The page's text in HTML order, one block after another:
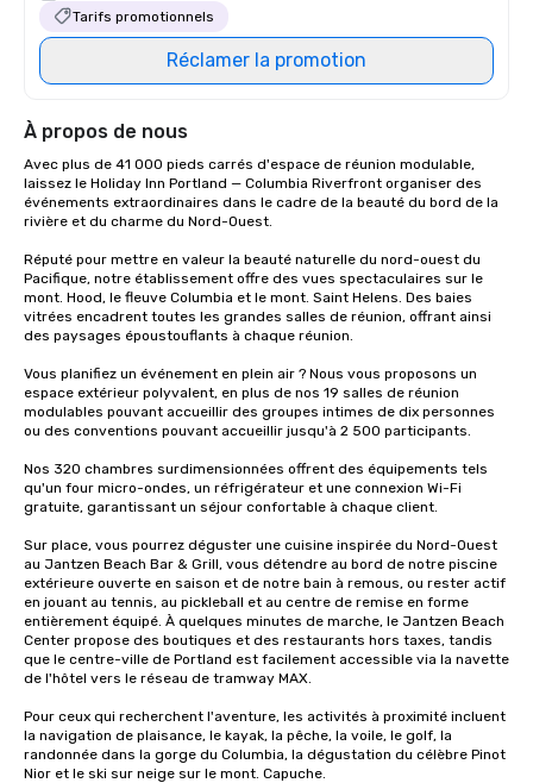
Tarifs promotionnels
Réclamer la promotion
À propos de nous
Avec plus de 41 000 pieds carrés d'espace de réunion modulable,
laissez le Holiday Inn Portland — Columbia Riverfront organiser des
événements extraordinaires dans le cadre de la beauté du bord de la
rivière et du charme du Nord-Ouest.
Réputé pour mettre en valeur la beauté naturelle du nord-ouest du
Pacifique, notre établissement offre des vues spectaculaires sur le
mont. Hood, le fleuve Columbia et le mont. Saint Helens. Des baies
vitrées encadrent toutes les grandes salles de réunion, offrant ainsi
des paysages époustouflants à chaque réunion.
Vous planifiez un événement en plein air ? Nous vous proposons un
espace extérieur polyvalent, en plus de nos 19 salles de réunion
modulables pouvant accueillir des groupes intimes de dix personnes
ou des conventions pouvant accueillir jusqu'à 2 500 participants.
Nos 320 chambres surdimensionnées offrent des équipements tels
qu'un four micro-ondes, un réfrigérateur et une connexion Wi-Fi
gratuite, garantissant un séjour confortable à chaque client.
Sur place, vous pourrez déguster une cuisine inspirée du Nord-Ouest
au Jantzen Beach Bar & Grill, vous détendre au bord de notre piscine
extérieure ouverte en saison et de notre bain à remous, ou rester actif
en jouant au tennis, au pickleball et au centre de remise en forme
entièrement équipé. À quelques minutes de marche, le Jantzen Beach
Center propose des boutiques et des restaurants hors taxes, tandis
que le centre-ville de Portland est facilement accessible via la navette
de l'hôtel vers le réseau de tramway MAX.
Pour ceux qui recherchent l'aventure, les activités à proximité incluent
la navigation de plaisance, le kayak, la pêche, la voile, le golf, la
randonnée dans la gorge du Columbia, la dégustation du célèbre Pinot
Nior et le ski sur neige sur le mont. Capuche.